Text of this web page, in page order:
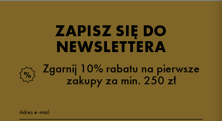
ZAPISZ SIĘ DO
NEWSLETTERA
Zgarnij 10% rabatu na pierwsze
zakupy za min. 250 zł
Adres e-mail